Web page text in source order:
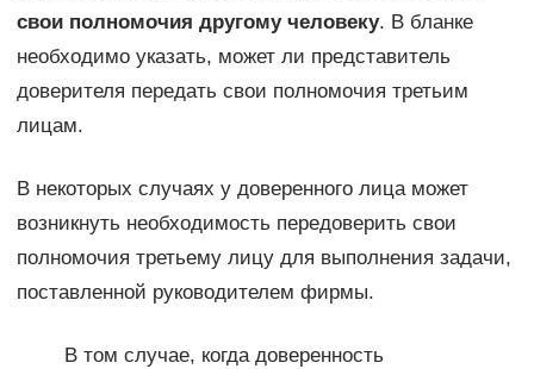
свои полномочия другому человеку. В бланке
необходимо указать, может ли представитель
доверителя передать свои полномочия третьим
лицам.
В некоторых случаях у доверенного лица может
возникнуть необходимость передоверить свои
полномочия третьему лицу для выполнения задачи,
поставленной руководителем фирмы.
В том случае, когда доверенность